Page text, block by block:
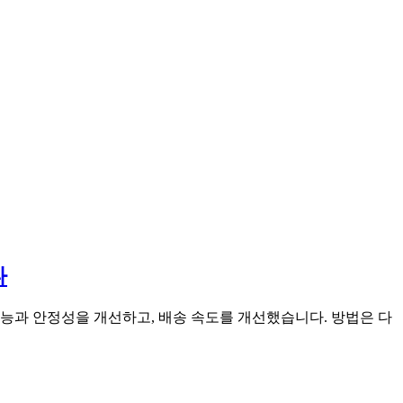
과 안정성을 개선하고, 배송 속도를 개선했습니다. 방법은 다